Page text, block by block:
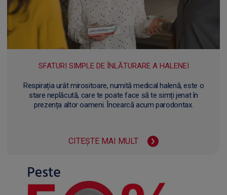
SFATURI SIMPLE DE ÎNLĂTURARE A HALENEI
Respirația urât mirositoare, numită medical halenă, este o
stare neplăcută, care te poate face să te simți jenat în
prezența altor oameni. Încearcă acum parodontax.
CITEȘTE MAI MULT